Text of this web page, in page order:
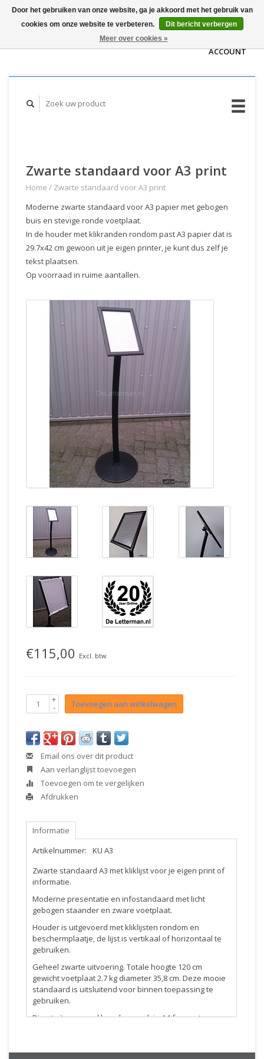
WINKELWAGEN
ACCOUNT
Zwarte standaard voor A3 print
Home / Zwarte standaard voor A3 print
Moderne zwarte standaard voor A3 papier met gebogen
buis en stevige ronde voetplaat.
In de houder met klikranden rondom past A3 papier dat is
29.7x42 cm gewoon uit je eigen printer, je kunt dus zelf je
tekst plaatsen.
Op voorraad in ruime aantallen.
€115,00 Excl. btw
+
- Toevoegen aan winkelwagen
Email ons over dit product
Aan verlanglijst toevoegen
Toevoegen om te vergelijken
Afdrukken
Informatie
Artikelnummer:
KU A3
Zwarte standaard A3 met kliklijst voor je eigen print of
informatie.
Moderne presentatie en infostandaard met licht
gebogen staander en zware voetplaat.
Houder is uitgevoerd met kliklijsten rondom en
beschermplaatje, de lijst is vertikaal of horizontaal te
gebruiken.
Geheel zwarte uitvoering. Totale hoogte 120 cm
gewicht voetplaat 2.7 kg diameter 35,8 cm. Deze mooie
standaard is uitsluitend voor binnen toepassing te
gebruiken.
Direct uit voorraad leverbaar ook in A4 formaat.
Door het gebruiken van onze website, ga je akkoord met het gebruik van
cookies om onze website te verbeteren.
Dit bericht verbergen
Meer over cookies »